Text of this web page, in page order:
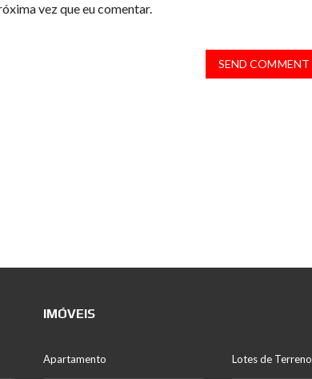
vez que eu comentar.
SEND COMMENT
IMÓVEIS
Apartamento Lotes de Terreno